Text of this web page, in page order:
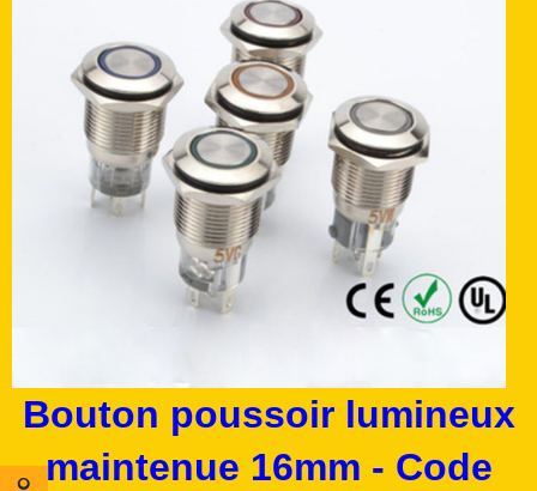
Bouton poussoir lumineux
maintenue 16mm - Code